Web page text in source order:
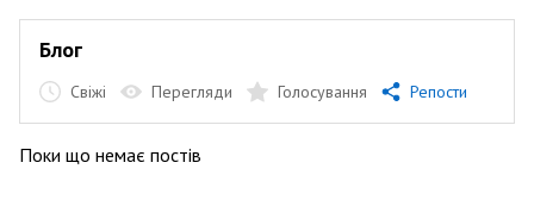
Блог
Свіжі Перегляди Голосування Репости
Поки що немає постів